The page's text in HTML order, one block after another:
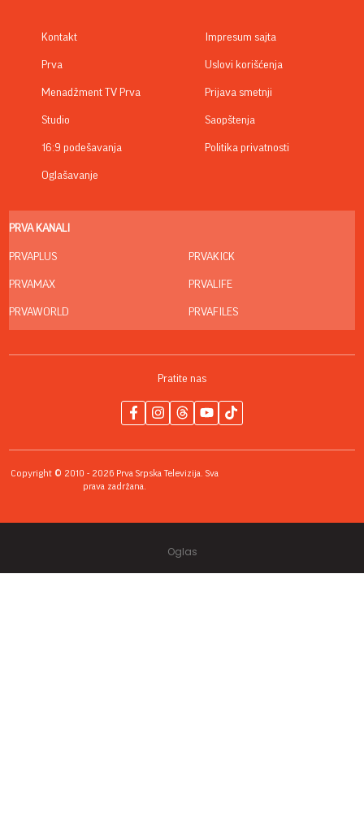
Kontakt
Prva
Menadžment TV Prva
Studio
16:9 podešavanja
Oglašavanje
Impresum sajta
Uslovi korišćenja
Prijava smetnji
Saopštenja
Politika privatnosti
PRVA KANALI
PRVAPLUS
PRVAMAX
PRVAWORLD
PRVAKICK
PRVALIFE
PRVAFILES
Pratite nas
Copyright © 2010 - 2026 Prva Srpska Televizija. Sva
prava zadržana.